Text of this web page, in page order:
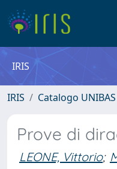
IRIS
IRIS Catalogo UNIBAS
Prove di
LEONE, Vittorio;